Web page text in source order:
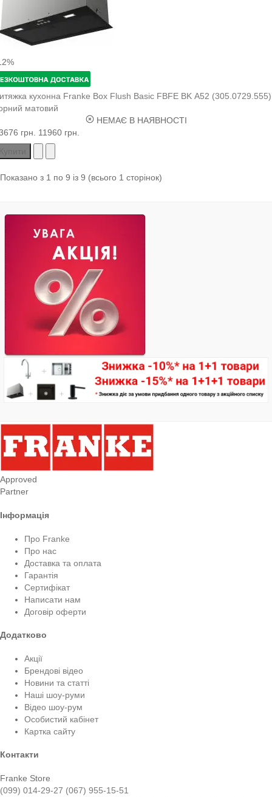
кухонна Franke Box Flush Basic FBFE BK A52 (305.0729.555)
матовий
НЕМАЄ В НАЯВНОСТІ
грн.
11960 грн.
Показано з 1 по 9 із 9 (всього 1 сторінок)
Approved
Partner
Інформація
Про Franke
Про нас
Доставка та оплата
Гарантія
Сертифікат
Написати нам
Договір оферти
Додатково
Акції
Брендові відео
Новини та статті
Наші шоу-руми
Відео шоу-рум
Особистий кабінет
Картка сайту
Контакти
Franke Store
(099) 014-29-27 (067) 955-15-51